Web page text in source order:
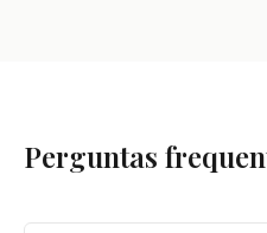
Perguntas